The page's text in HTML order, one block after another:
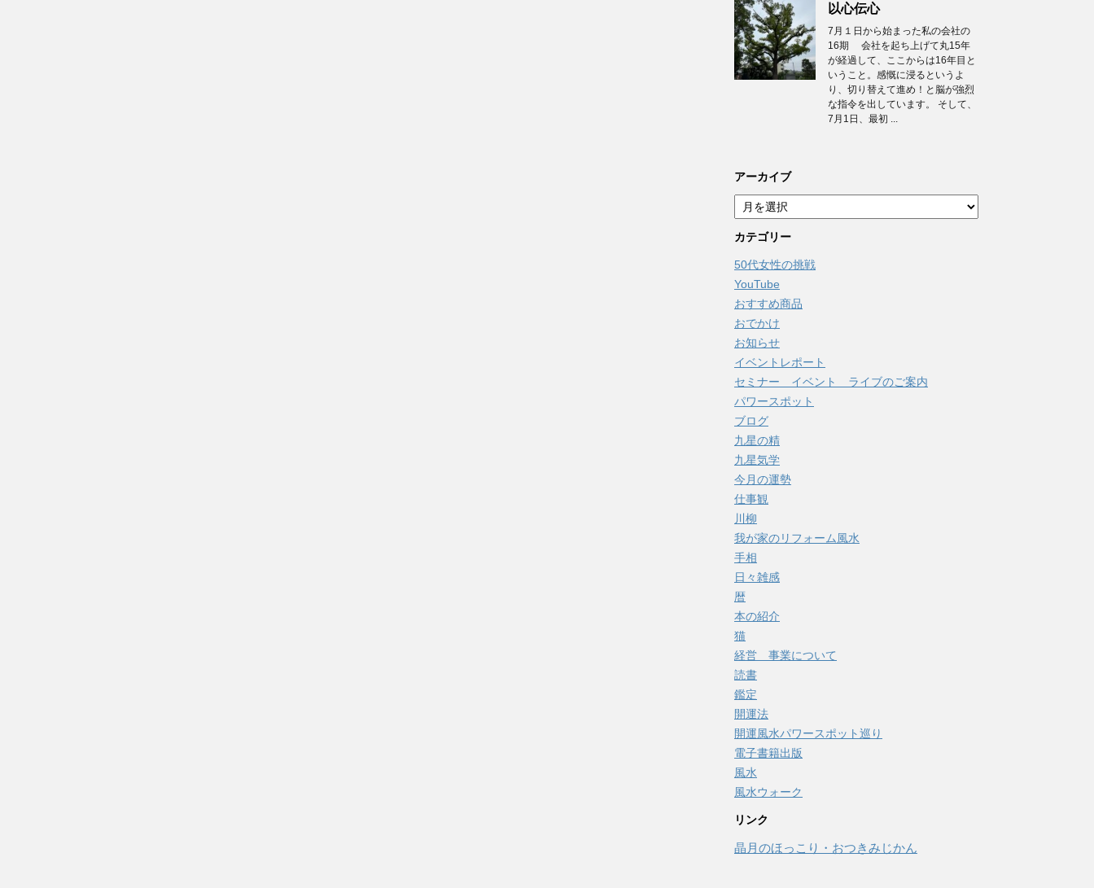
以心伝心
7月１日から始まった私の会社の
16期 会社を起ち上げて丸15年
が経過して、ここからは16年目と
いうこと。感慨に浸るというよ
り、切り替えて進め！と脳が強烈
な指令を出しています。 そして、
7月1日、最初 ...
アーカイブ
ー
カ
イ
ブ
カテゴリー
50代女性の挑戦
YouTube
おすすめ商品
おでかけ
お知らせ
イベントレポート
セミナー イベント ライブのご案内
パワースポット
ブログ
九星の精
九星気学
今月の運勢
仕事観
川柳
我が家のリフォーム風水
手相
日々雑感
暦
本の紹介
猫
経営 事業について
読書
鑑定
開運法
開運風水パワースポット巡り
電子書籍出版
風水
風水ウォーク
リンク
晶月のほっこり・おつきみじかん